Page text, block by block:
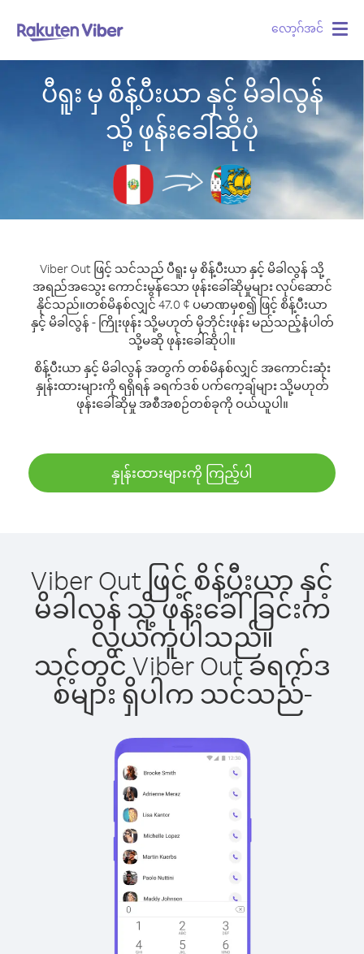
လော့ဂ်အင်
ပီရူး မှ စိန့်ပီးယာ နှင့် မိခါလွန်
သို့ ဖုန်းခေါ်ဆိုပုံ
Viber Out ဖြင့် သင်သည် ပီရူး မှ စိန့်ပီးယာ နှင့် မိခါလွန် သို့
အရည်အသွေး ကောင်းမွန်သော ဖုန်းခေါ်ဆိုမှုများ လုပ်ဆောင်
နိုင်သည်။တစ်မိနစ်လျှင် 47.0 ¢ ပမာဏမှစ၍ ဖြင့် စိန့်ပီးယာ
နှင့် မိခါလွန် - ကြိုးဖုန်း သို့မဟုတ် မိုဘိုင်းဖုန်း မည်သည့်နံပါတ်
သို့မဆို ဖုန်းခေါ်ဆိုပါ။
စိန့်ပီးယာ နှင့် မိခါလွန် အတွက် တစ်မိနစ်လျှင် အကောင်းဆုံး
နှုန်းထားများကို ရရှိရန် ခရက်ဒစ် ပက်ကေ့ချ်များ သို့မဟုတ်
ဖုန်းခေါ်ဆိုမှု အစီအစဉ်တစ်ခုကို ဝယ်ယူပါ။
နှုန်းထားများကို ကြည့်ပါ
Viber Out ဖြင့် စိန့်ပီးယာ နှင့်
မိခါလွန် သို့ ဖုန်းခေါ်ခြင်းက
လွယ်ကူပါသည်။
သင့်တွင် Viber Out ခရက်ဒ
စ်များ ရှိပါက သင်သည်-